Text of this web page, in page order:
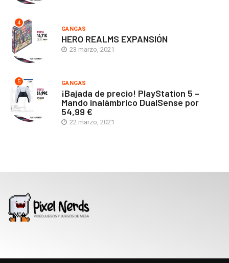
4
GANGAS
HERO REALMS EXPANSIÓN
23 marzo, 2021
5 GANGAS
¡Bajada de precio! PlayStation 5 –
Mando inalámbrico DualSense por
54,99 €
22 marzo, 2021